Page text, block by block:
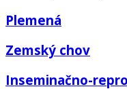
Plemená
Zemský chov
Inseminačno-